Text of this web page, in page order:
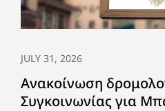
JULY 31, 2026
Ανακοίνωση
Συγκοινωνίας για